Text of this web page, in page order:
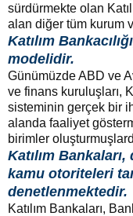
sürdürmekte olan
alan diğer tüm kurum
Katılım
modelidir.
Günümüzde ABD ve
ve finans kuruluşları,
sisteminin gerçek bir
alanda faaliyet
birimler
Katılım
kamu otoriteleri
denetlenmektedir.
Katılım Bankaları,